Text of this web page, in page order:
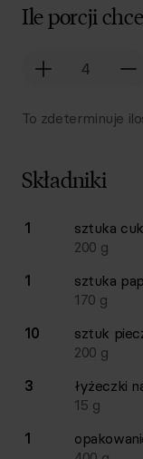
Ile porcji
To zdeterminuje
Składniki
Lista
Ilość Składnik
1 sztuka
200 g
1
sztuka
170 g
10
sztuk
200 g
3
łyżeczki
15 g
1